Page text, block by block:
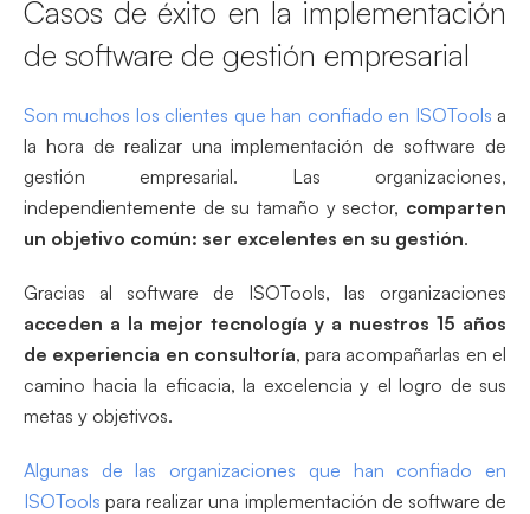
Casos de éxito en la implementación
de software de gestión empresarial
Son muchos los clientes que han confiado en ISOTools a
la hora de realizar una implementación de software de
gestión empresarial. Las organizaciones,
independientemente de su tamaño y sector, comparten
un objetivo común: ser excelentes en su gestión.
Gracias al software de ISOTools, las organizaciones
acceden a la mejor tecnología y a nuestros 15 años
de experiencia en consultoría, para acompañarlas en el
camino hacia la eficacia, la excelencia y el logro de sus
metas y objetivos.
Algunas de las organizaciones que han confiado en
ISOTools para realizar una implementación de software de